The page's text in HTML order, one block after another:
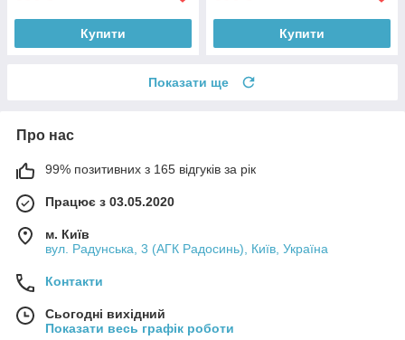
Купити Купити
Показати ще
Про нас
99% позитивних з 165 відгуків за рік
Працює з 03.05.2020
м. Київ
вул. Радунська, 3 (АГК Радосинь), Київ, Україна
Контакти
Сьогодні вихідний
Показати весь графік роботи